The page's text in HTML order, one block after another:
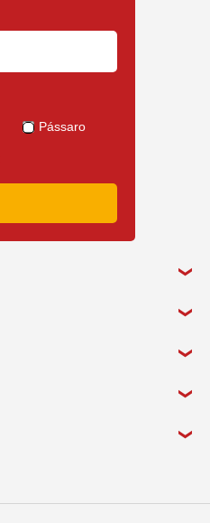
Pássaro